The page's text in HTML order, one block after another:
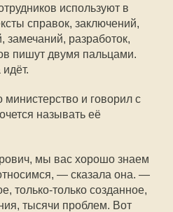
используют в
справок, заключений,
замечаний, разработок,
пишут двумя пальцами.
министерство и говорил с
называть её
мы вас хорошо знаем
— сказала она. —
только-только созданное,
тысячи проблем. Вот